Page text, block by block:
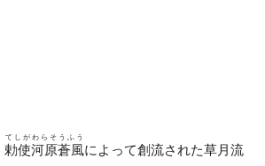
勅使河原蒼風
てしがわらそうふう
によって創流された草月流